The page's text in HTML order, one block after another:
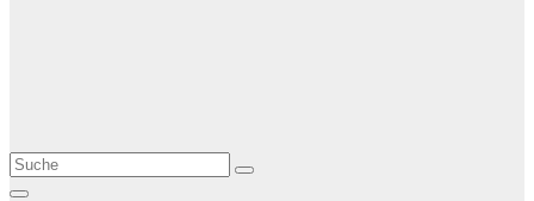
Le Matin
AGENCE DE PRESSE